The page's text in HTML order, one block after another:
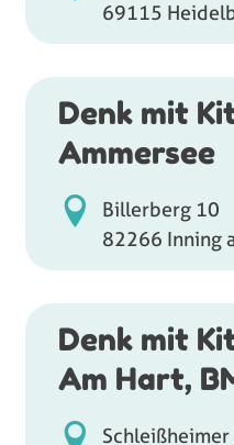
69115
Denk mit
Ammersee
Billerberg 10
82266 Inning
Denk mit
Am Hart,